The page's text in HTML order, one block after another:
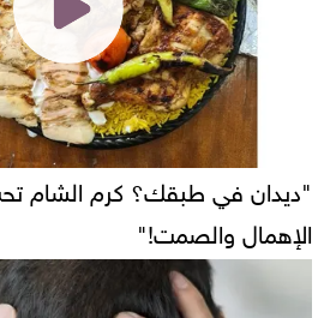
"ديدان في طبقك؟ كرم الشام
الإهمال والصمت!"